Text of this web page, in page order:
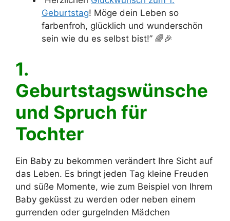
Geburtstag! Möge dein Leben so
farbenfroh, glücklich und wunderschön
sein wie du es selbst bist!” 🌈🎉
1.
Geburtstagswünsche
und Spruch für
Tochter
Ein Baby zu bekommen verändert Ihre Sicht auf
das Leben. Es bringt jeden Tag kleine Freuden
und süße Momente, wie zum Beispiel von Ihrem
Baby geküsst zu werden oder neben einem
gurrenden oder gurgelnden Mädchen